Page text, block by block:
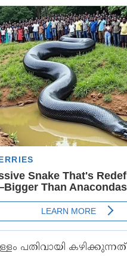
പതിവായി കഴിക്കുന്നത്